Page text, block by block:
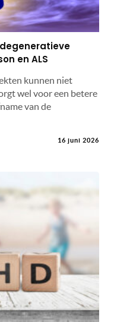
en ALS
kunnen niet
wel voor een betere
van de
16 juni 2026